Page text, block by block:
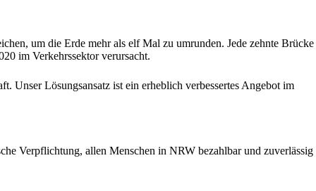
um die Erde mehr als elf Mal zu umrunden. Jede zehnte Brücke
im Verkehrssektor verursacht.
Unser Lösungsansatz ist ein erheblich verbessertes Angebot im
Verpflichtung, allen Menschen in NRW bezahlbar und zuverlässig